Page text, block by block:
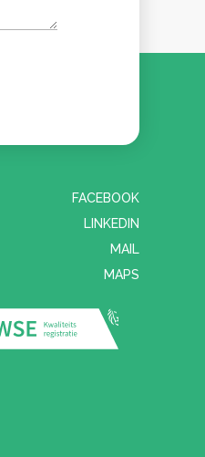
FACEBOOK
LINKEDIN
MAIL
MAPS